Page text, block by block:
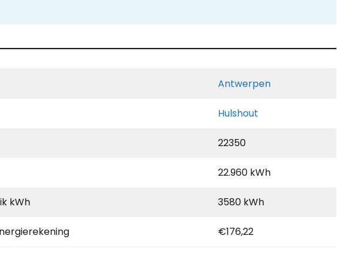
Antwerpen
Hulshout
22350
22.960 kWh
kWh 3580 kWh
€176,22